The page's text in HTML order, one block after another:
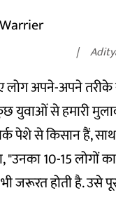
लोग अपने-अपने
युवाओं से हमारी
पेशे से किसान हैं,
"उनका 10-15 लोगों
जरूरत होती है. उसे